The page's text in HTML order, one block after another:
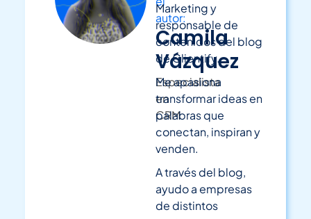
autor:
Camila
Vázquez
Especialista
en
CRM
Marketing y
responsable de
contenidos del blog
de Clientify.
Me apasiona
transformar ideas en
palabras que
conectan, inspiran y
venden.
A través del blog,
ayudo a empresas
de distintos